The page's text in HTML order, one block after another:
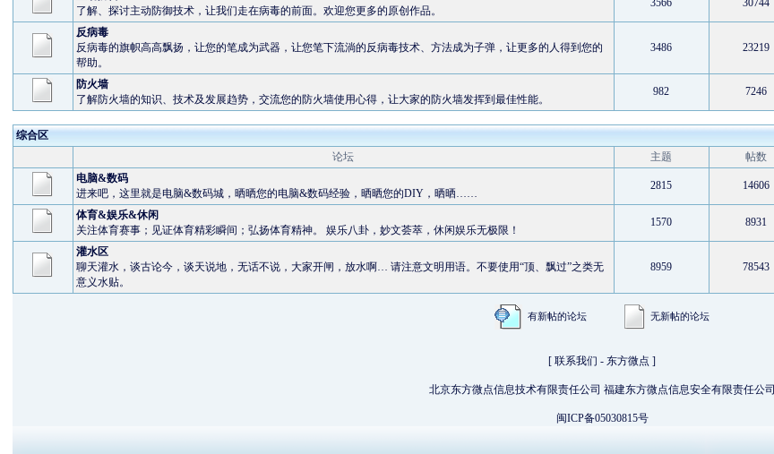
了解、探讨主动防御技术，让我们走在病毒的前面。欢迎您更多的原创作品。
3566 30744
反病毒
反病毒的旗帜高高飘扬，让您的笔成为武器，让您笔下流淌的反病毒技术、方法成为子弹，让更多的人得到您的
帮助。
3486 23219
防火墙
了解防火墙的知识、技术及发展趋势，交流您的防火墙使用心得，让大家的防火墙发挥到最佳性能。
982 7246
综合区
论坛
主题 帖数
电脑&数码
进来吧，这里就是电脑&数码城，晒晒您的电脑&数码经验，晒晒您的DIY，晒晒……
2815 14606
体育&娱乐&休闲
关注体育赛事；见证体育精彩瞬间；弘扬体育精神。 娱乐八卦，妙文荟萃，休闲娱乐无极限！
1570 8931
灌水区
聊天灌水，谈古论今，谈天说地，无话不说，大家开闸，放水啊… 请注意文明用语。不要使用“顶、飘过”之类无
意义水贴。
8959 78543
有新帖的论坛 无新帖的论坛
[ 联系我们 - 东方微点 ]
北京东方微点信息技术有限责任公司 福建东方微点信息安全有限责任公司
闽ICP备05030815号